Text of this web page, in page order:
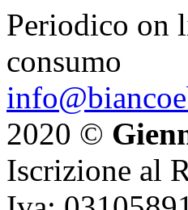
Periodico on
consumo
2020 ©
Iscrizione al